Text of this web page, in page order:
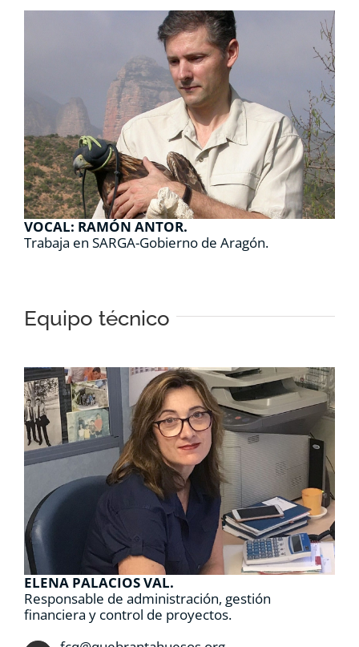
VOCAL: RAMÓN ANTOR.
Trabaja en SARGA-Gobierno de Aragón.
Equipo técnico
ELENA PALACIOS VAL.
Responsable de administración, gestión
financiera y control de proyectos.